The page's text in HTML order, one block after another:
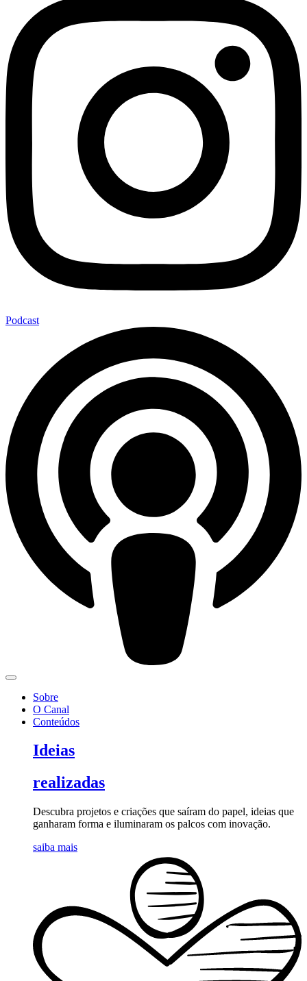
Podcast
Sobre
O Canal
Conteúdos
Ideias
realizadas
Descubra projetos e criações que saíram do papel, ideias que
ganharam forma e iluminaram os palcos com inovação.
saiba mais